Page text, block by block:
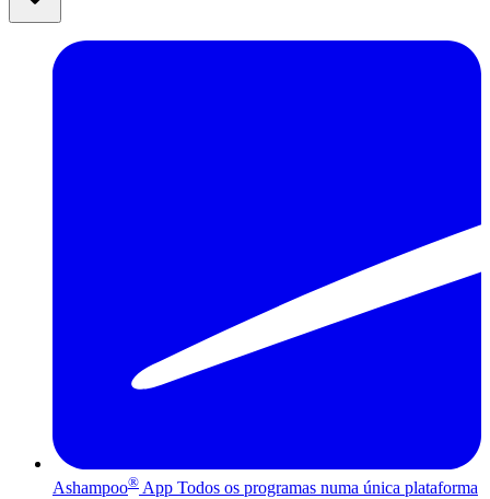
Ashampoo® App Todos os programas numa única plataforma